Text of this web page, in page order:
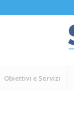
Obiettivi e Servizi